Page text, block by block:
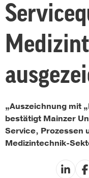
„Auszeichnung mit
bestätigt Mainzer
Service, Prozessen
Medizintechnik-